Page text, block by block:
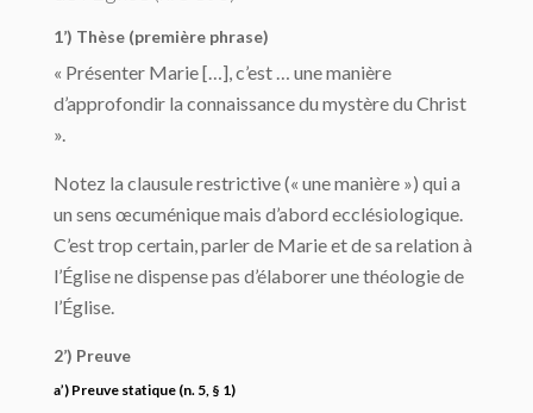
1’) Thèse (première phrase)
« Présenter Marie […], c’est … une manière
d’approfondir la connaissance du mystère du Christ
».
Notez la clausule restrictive (« une manière ») qui a
un sens œcuménique mais d’abord ecclésiologique.
C’est trop certain, parler de Marie et de sa relation à
l’Église ne dispense pas d’élaborer une théologie de
l’Église.
2’) Preuve
a’) Preuve statique (n. 5, § 1)